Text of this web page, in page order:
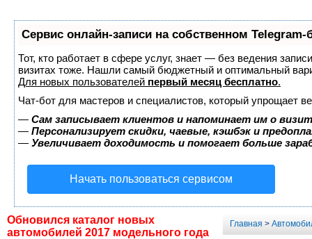
Сервис онлайн-записи на собственном Telegram-
Тот, кто работает в сфере услуг, знает — без ведения
визитах тоже. Нашли самый бюджетный и оптимальный
Для новых пользователей первый месяц бесплатно.
Чат-бот для мастеров и специалистов, который упрощает
— Сам записывает клиентов и напоминает им о
— Персонализирует скидки, чаевые, кэшбэк и
— Увеличивает доходимость и помогает больше
Начать пользоваться сервисом
Обновился каталог новых
автомобилей 2017 модельного года
Главная >